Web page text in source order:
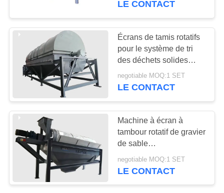
LE CONTACT
Écrans de tamis rotatifs
pour le système de tri
des déchets solides
municipaux
negotiable MOQ:1 SET
LE CONTACT
Machine à écran à
tambour rotatif de gravier
de sable
Autodéploiement
Structure simple
negotiable MOQ:1 SET
LE CONTACT